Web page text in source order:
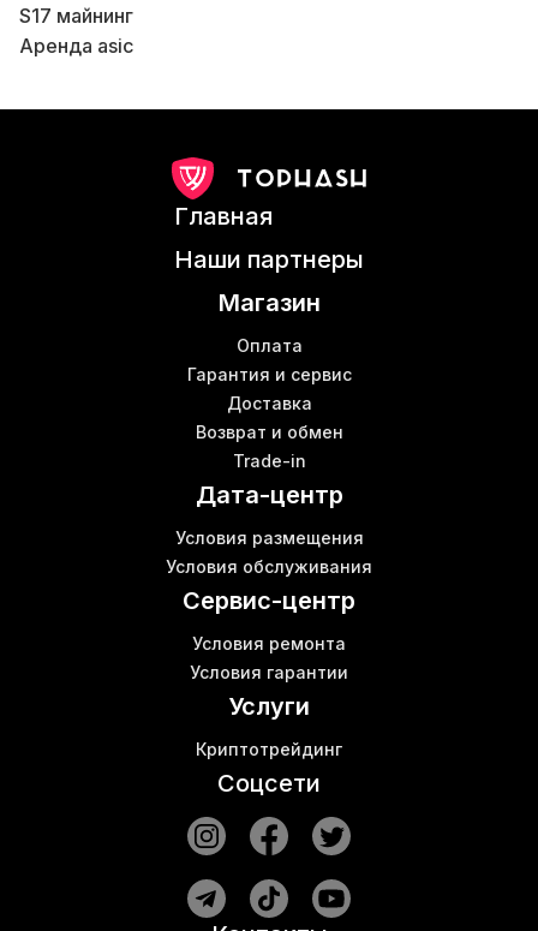
S17 майнинг
Аренда asic
Все для майнинга купить
Шумобокс для асика
Антмайнер цена
Коммутатор цены
Главная
Наши партнеры
Магазин
Оплата
Гарантия и сервис
Доставка
Возврат и обмен
Trade-in
Дата-центр
Условия размещения
Условия обслуживания
Сервис-центр
Условия ремонта
Условия гарантии
Услуги
Криптотрейдинг
Соцсети